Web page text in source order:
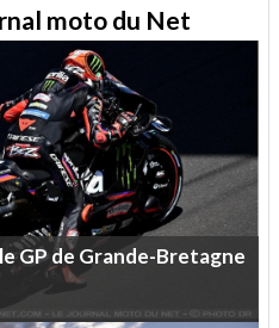
moto du Net
leGPde Grande-Bretagne